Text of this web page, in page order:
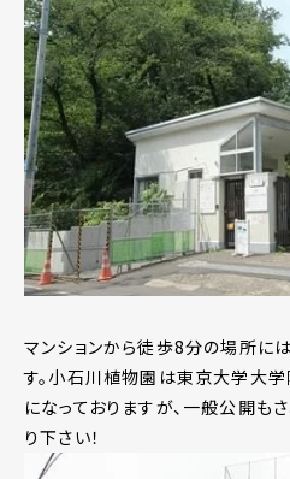
マンションから徒歩8分の場所に
す。小石川植物園は東京大学大
になっておりますが、一般公開も
り下さい！